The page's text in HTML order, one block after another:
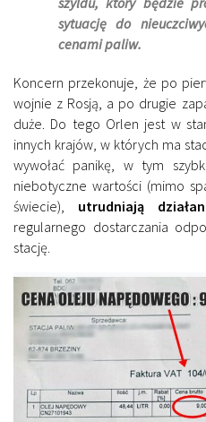
sytuację do
cenami paliw.
Koncern przekonuje, że po
wojnie z Rosją, a po drugie
duże. Do tego Orlen jest w
innych krajów, w których ma
wywołać panikę, w tym
niebotyczne wartości (mimo
świecie), utrudniają
regularnego dostarczania
stację.